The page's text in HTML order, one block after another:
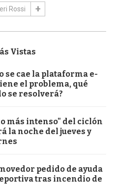
Rossi
Vistas
se cae la plataforma e-
el problema, qué
se resolverá?
más intenso" del ciclón
la noche del jueves y
pedido de ayuda
tras incendio de